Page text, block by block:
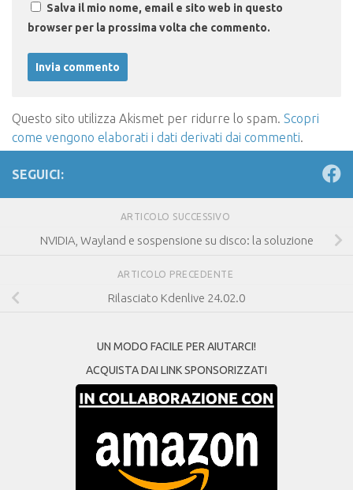
Salva il mio nome, email e sito web in questo
browser per la prossima volta che commento.
Questo sito utilizza Akismet per ridurre lo spam. Scopri
come vengono elaborati i dati derivati dai commenti.
SEGUICI:
ARTICOLO SUCCESSIVO
NVIDIA, Wayland e sospensione su disco: la soluzione
ARTICOLO PRECEDENTE
Rilasciato Kdenlive 24.02.0
UN MODO FACILE PER AIUTARCI!
ACQUISTA DAI LINK SPONSORIZZATI